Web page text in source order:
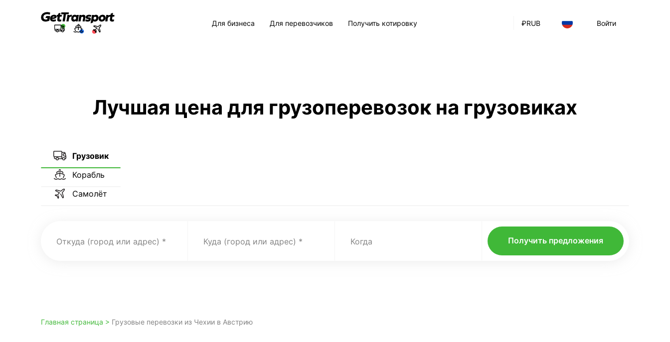
₽RUB Войти
Для бизнеса Для перевозчиков Получить котировку
Лучшая цена для грузоперевозок на грузовиках
Грузовик
Корабль
Самолёт
Откуда (город или адрес) Куда (город или адрес) Когда Получить предложения
Главная страница > Грузовые перевозки из Чехии в Австрию